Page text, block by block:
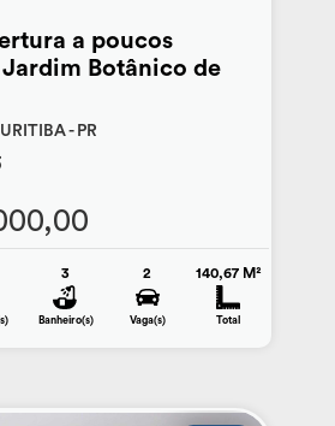
a poucos
Jardim Botânico de
- PR
3
Banheiro(s)
2
Vaga(s)
140,67 M²
Total